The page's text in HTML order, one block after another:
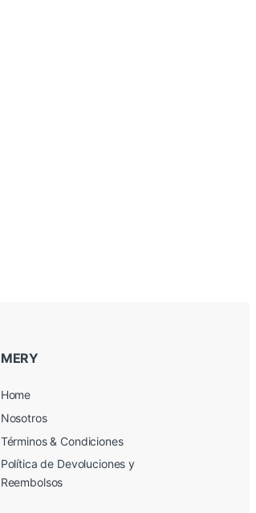
MERY
Home
Nosotros
Términos & Condiciones
Política de Devoluciones y
Reembolsos